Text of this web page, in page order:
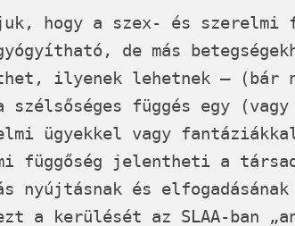
hogy a szex- és szerelmi
de más
ilyenek lehetnek – (bár
szélsőséges függés egy
ügyekkel vagy
függőség jelentheti a
nyújtásnak és elfogadásának
a kerülését az SLAA-ban